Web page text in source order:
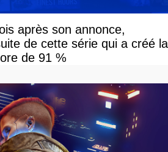
après son annonce,
de cette série qui a créé la
de 91 %